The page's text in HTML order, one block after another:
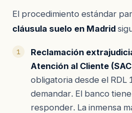
El procedimiento estándar
cláusula suelo en Madrid
Reclamación
Atención al Cliente
obligatoria desde el RDL
demandar. El banco
responder. La inmensa